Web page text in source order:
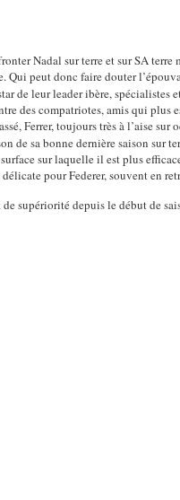
Nadal sur terre et sur SA terre
Qui peut donc faire douter
de leur leader ibère, spécialistes
des compatriotes, amis qui plus
Ferrer, toujours très à l’aise sur
de sa bonne dernière saison sur
sur laquelle il est plus
pour Federer, souvent en
depuis le début de